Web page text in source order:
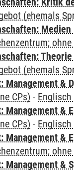
(ehemals
ohne
(ehemals
&
CPs) - Englisch
Management &
CPs) - Englisch
Management &
ohne
Management &